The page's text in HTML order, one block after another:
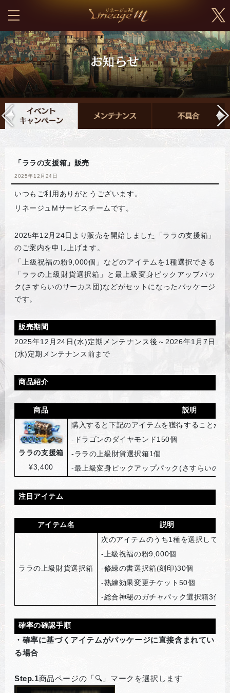
「ララの支援箱」販売
2025年12月24日
いつもご利用ありがとうございます。
リネージュMサービスチームです。
2025年12月24日より販売を開始しました「ララの支援箱」
のご案内を申し上げます。
「上級祝福の粉9,000個」などのアイテムを1種選択できる
「ララの上級財貨選択箱」と最上級変身ピックアップパッ
ク(さすらいのサーカス団)などがセットになったパッケージ
です。
販売期間
2025年12月24日(水)定期メンテナンス後～2026年1月7日
(水)定期メンテナンス前まで
商品紹介
商品 説明
ララの支援箱
¥3,400
購入すると下記のアイテムを獲得することが
- ドラゴンのダイヤモンド150個
-ララの上級財貨選択箱1個
-最上級変身ピックアップパック(さすらいの
注目アイテム
アイテム名 説明
ララの上級財貨選択箱
次のアイテムのうち1種を選択して獲
- 上級祝福の粉9,000個
-修練の書選択箱(刻印)30個
-熟練効果変更チケット50個
-総合神秘のガチャパック選択箱3個
確率の確認手順
・確率に基づくアイテムがパッケージに直接含まれてい
る場合
Step.1商品ページの「🔍」マークを選択します